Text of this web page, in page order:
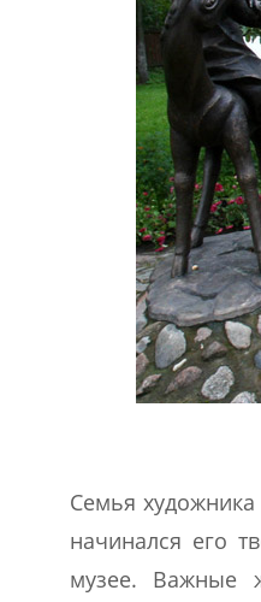
Семья
начинался его
музее. Важные